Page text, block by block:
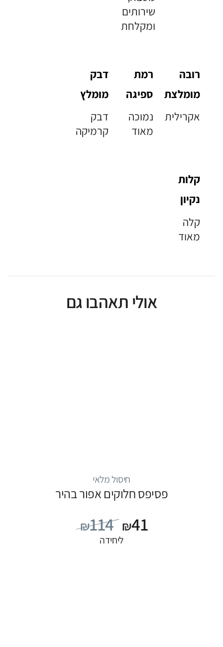
שירותים
ומקלחת
רובה
מומלצת
אקרילית
רמת
ספיגה
נמוכה
מאוד
דבק
מומלץ
דבק
קרמיקה
קלות
נקיון
קלה
מאוד
אולי תאהבו גם
חיסול מלאי
פסיפס חלוקים אפור בהיר
₪114 ₪41
ליחידה